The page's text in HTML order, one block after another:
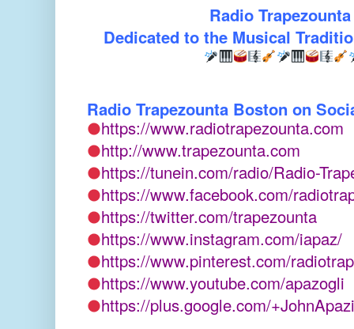
Radio
Dedicated to the Musical
Radio Trapezounta Boston on
https://www.radiotrapezounta.com
http://www.trapezounta.com
https://tunein.com/radio/Radio-
https://www.facebook.com/
https://twitter.com/trapezounta
https://www.instagram.com/iapaz/
https://www.pinterest.com/
https://www.youtube.com/apazogli
https://plus.google.com/